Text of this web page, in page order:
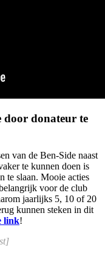
door donateur te
van de Ben-Side naast
te kunnen doen is
te slaan. Mooie acties
voor de club
jaarlijks 5, 10 of 20
kunnen steken in dit
link!